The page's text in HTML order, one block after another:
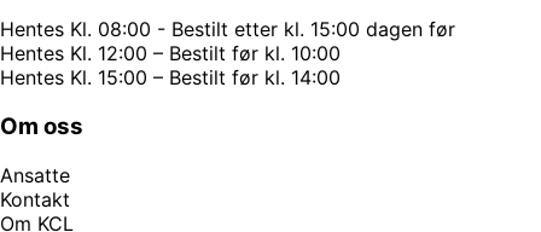
Hentes Kl. 08:00 - Bestilt etter kl. 15:00 dagen før
Hentes Kl. 12:00 – Bestilt før kl. 10:00
Hentes Kl. 15:00 – Bestilt før kl. 14:00
Om oss
Ansatte
Kontakt
Om KCL